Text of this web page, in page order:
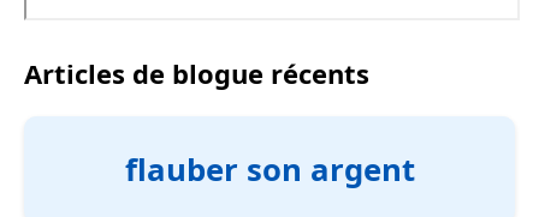
Articles de blogue récents
flauber son argent